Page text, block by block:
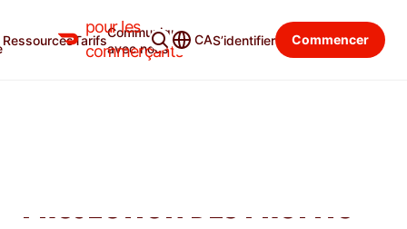
pour les
commerçants
RessourcesTarifs
Communiquer
avec nous
CAS’identifier Commencer
Ressources Catégories
PROJECTION DES PROFITS